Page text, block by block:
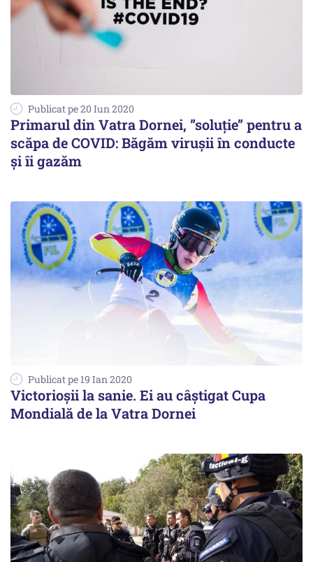
Publicat pe 20 Iun 2020
Primarul din Vatra Dornei, ”soluţie” pentru a
scăpa de COVID: Băgăm viruşii în conducte
şi îi gazăm
Publicat pe 19 Ian 2020
Victorioșii la sanie. Ei au câștigat Cupa
Mondială de la Vatra Dornei